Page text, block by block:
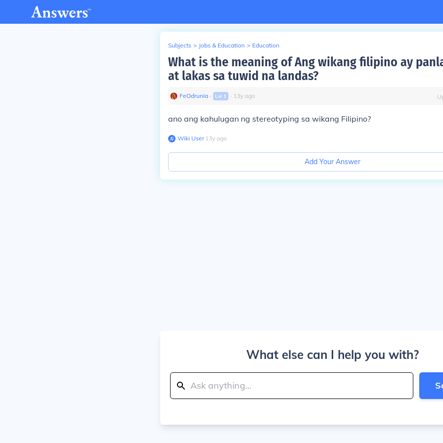
Subjects > Jobs & Education > Education
What is the meaning of Ang wikang filipino ay
at lakas sa tuwid na landas?
FeOdrunia ∙ Lvl 1 ∙ 13y ago
ano ang kahulugan ng stereotyping sa wikang Filipino?
Wiki User∙13y ago
Add Your Answer
What else can I help you with?